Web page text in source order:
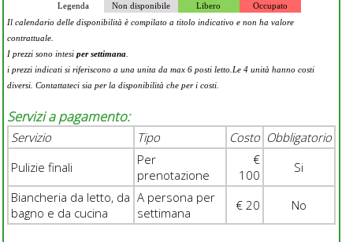
Legenda Non disponibile Libero
Occupato
Il calendario delle disponibilità è compilato a titolo indicativo e non ha valore
contrattuale.
I prezzi sono intesi per settimana.
i prezzi indicati si riferiscono a una unita da max 6 posti letto.Le 4 unità hanno costi
diversi. Contattateci sia per la disponibilità che per i costi.
Servizi a pagamento:
Servizio Tipo Costo Obbligatorio
Pulizie finali
Per
prenotazione
€
100
Si
Biancheria da letto, da
bagno e da cucina
A persona per
settimana
€ 20 No